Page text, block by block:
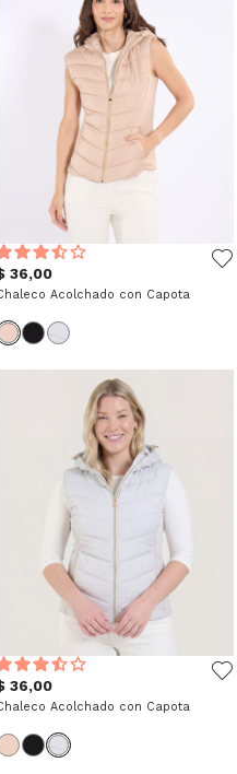
36,00
Acolchado con Capota
36,00
Acolchado con Capota